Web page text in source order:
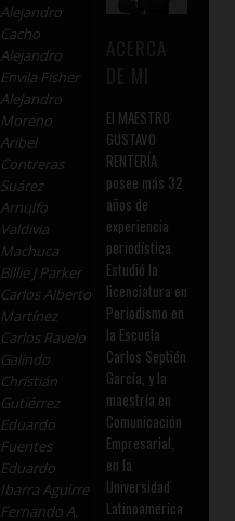
Alejandro
Cacho
Alejandro
Envila Fisher
Alejandro
Moreno
Aribel
Contreras
Suárez
Arnulfo
Valdivia
Machuca
Billie J Parker
Carlos Alberto
Martínez
Carlos Ravelo
Galindo
Christián
Gutiérrez
Eduardo
Fuentes
Eduardo
Ibarra Aguirre
Fernando A.
El MAESTRO
GUSTAVO
RENTERÍA
posee más 32
años de
experiencia
periodística.
Estudió la
licenciatura en
Periodismo en
la Escuela
Carlos Septién
García, y la
maestría en
Comunicación
Empresarial,
en la
Universidad
Latinoamerica